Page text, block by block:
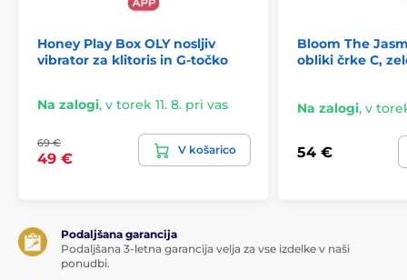
Zakaj izbrati Oslo Rabbit & Rotation +App Pink
znamke Oninder:
mehak medicinski silikon
vodoodporen (IPX7)
Honey Play Box OLY nosljiv
vibrator za klitoris in G‑točko
Na zalogi, v torek 11. 8. pri vas
69 €
49 €
V košarico
Bloom The
obliki črke C,
Na zalogi, v
54 €
Podaljšana garancija
Podaljšana 3-letna garancija velja za vse izdelke v naši
ponudbi.